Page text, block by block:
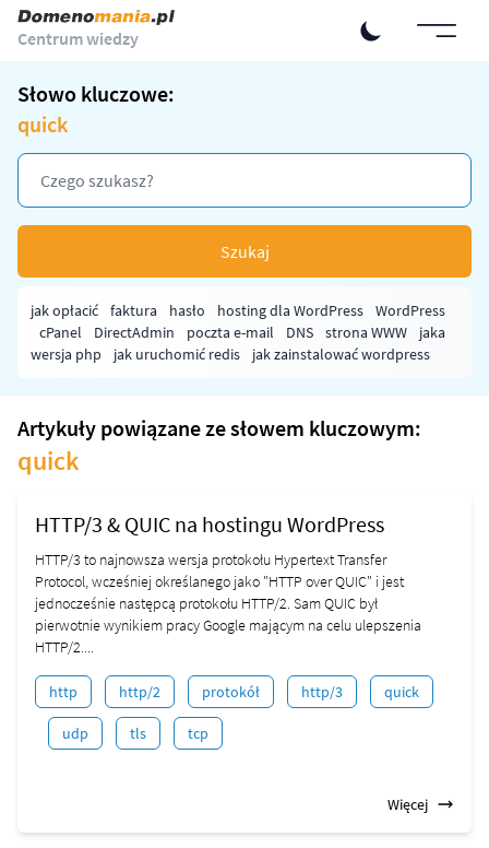
Centrum wiedzy
Słowo kluczowe:
quick
Szukaj
jak opłacić faktura hasło hosting dla WordPress
WordPress
cPanel
DirectAdmin poczta e-mail DNS strona WWW
jaka
wersja php
jak uruchomić redis jak zainstalować wordpress
Artykuły powiązane ze słowem kluczowym:
quick
HTTP/3 & QUIC na hostingu WordPress
HTTP/3 to najnowsza wersja protokołu Hypertext Transfer
Protocol, wcześniej określanego jako "HTTP over QUIC" i jest
jednocześnie następcą protokołu HTTP/2. Sam QUIC był
pierwotnie wynikiem pracy Google mającym na celu ulepszenia
HTTP/2....
http http/2 protokół http/3 quick
udp tls tcp
Więcej